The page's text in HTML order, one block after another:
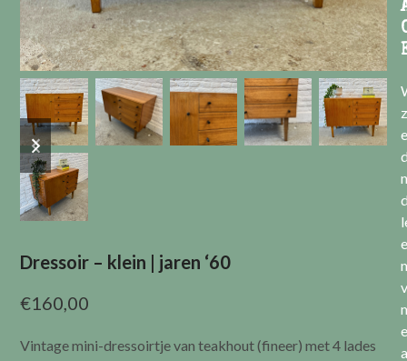
previous
slide
next
slide
Dressoir – klein | jaren ‘60
€160,00
Vintage mini-dressoirtje van teakhout (fineer) met 4 lades